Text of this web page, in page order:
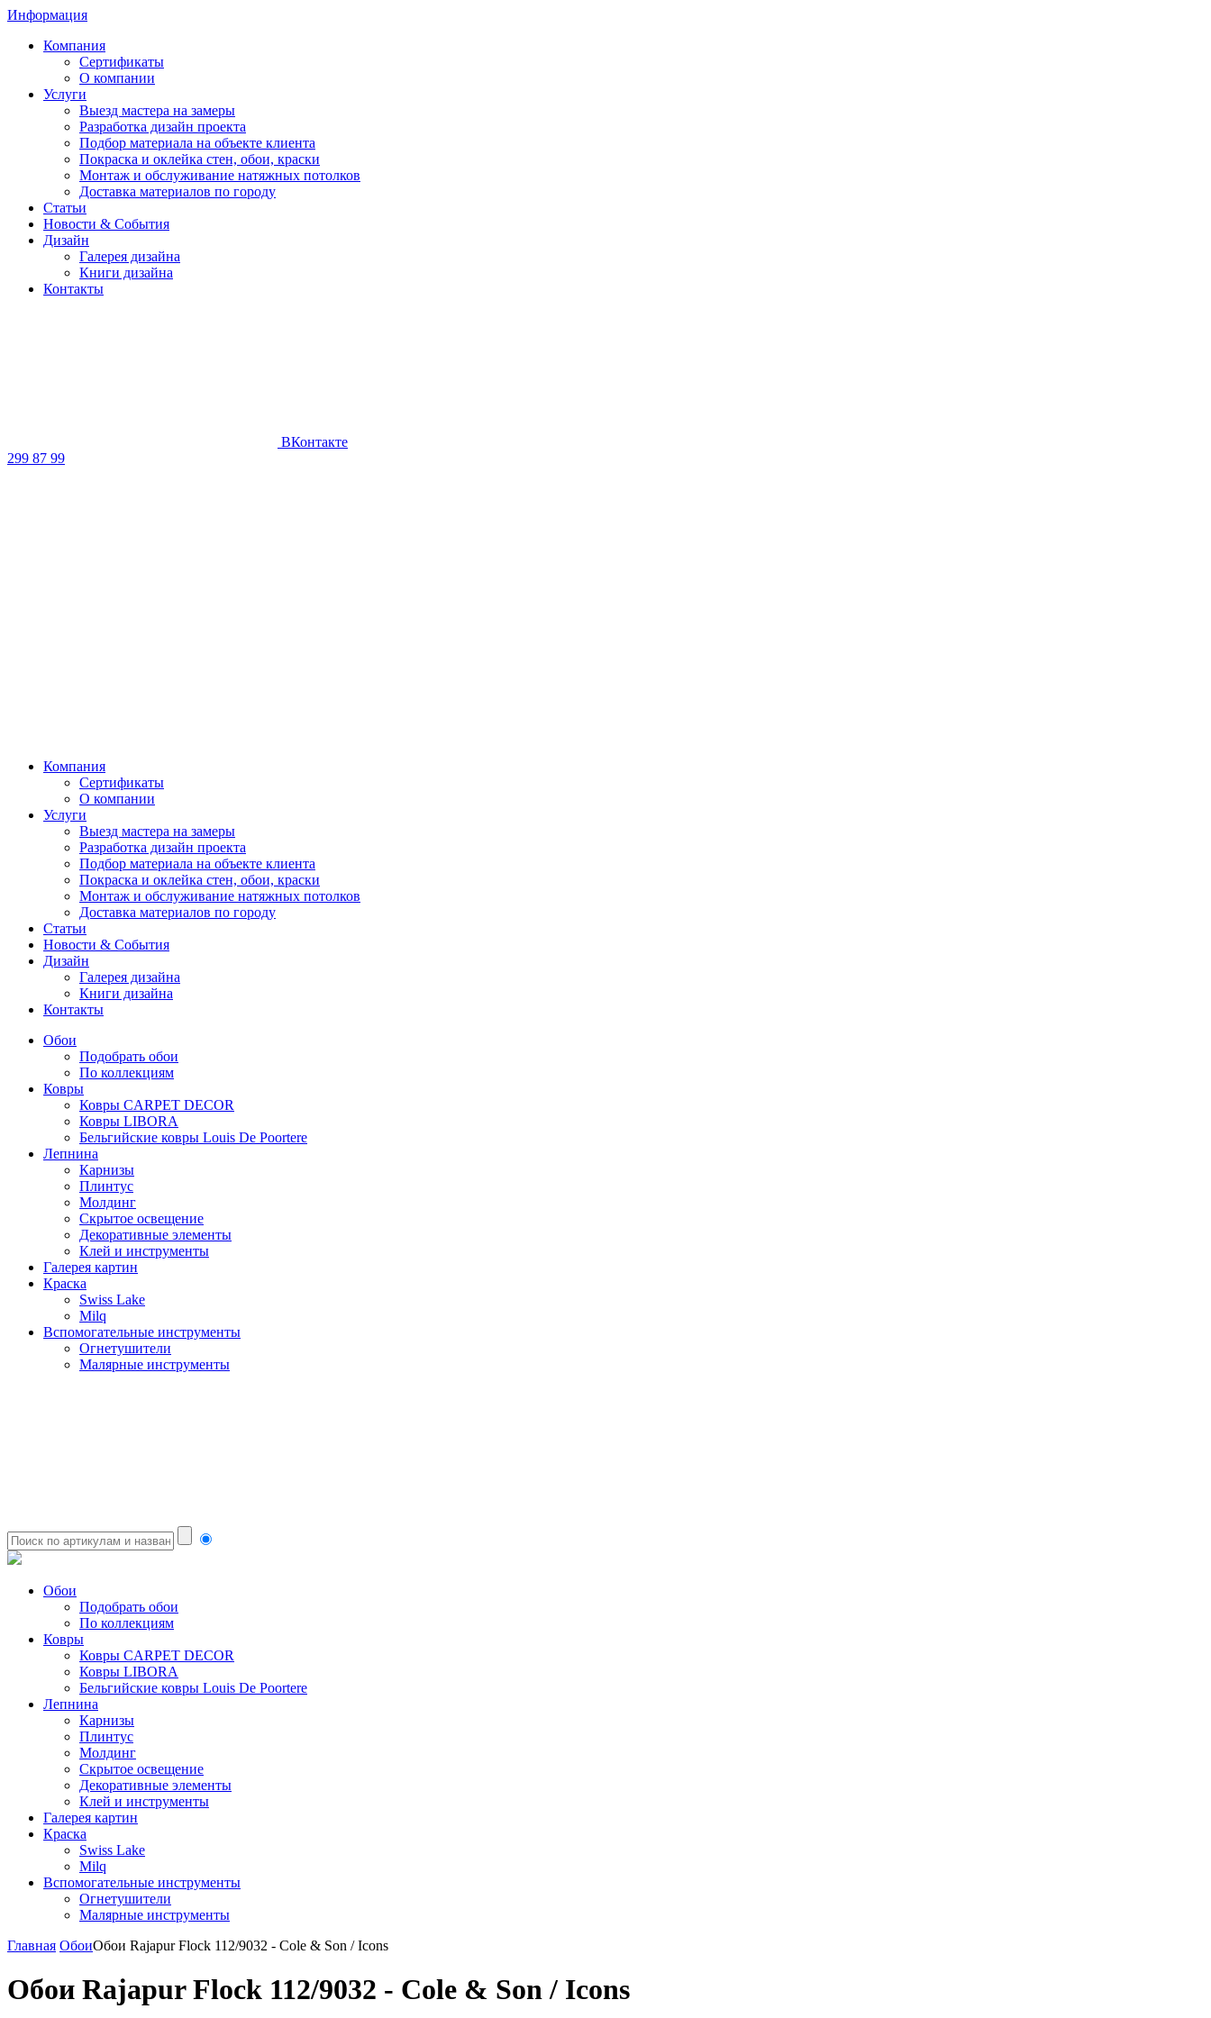
Информация
Компания
Сертификаты
О компании
Услуги
Выезд мастера на замеры
Разработка дизайн проекта
Подбор материала на объекте клиента
Покраска и оклейка стен, обои, краски
Монтаж и обслуживание натяжных потолков
Доставка материалов по городу
Статьи
Новости & События
Дизайн
Галерея дизайна
Книги дизайна
Контакты
ВКонтакте
299 87 99
Компания
Сертификаты
О компании
Услуги
Выезд мастера на замеры
Разработка дизайн проекта
Подбор материала на объекте клиента
Покраска и оклейка стен, обои, краски
Монтаж и обслуживание натяжных потолков
Доставка материалов по городу
Статьи
Новости & События
Дизайн
Галерея дизайна
Книги дизайна
Контакты
Обои
Подобрать обои
По коллекциям
Ковры
Ковры CARPET DECOR
Ковры LIBORA
Бельгийские ковры Louis De Poortere
Лепнина
Карнизы
Плинтус
Молдинг
Скрытое освещение
Декоративные элементы
Клей и инструменты
Галерея картин
Краска
Swiss Lake
Milq
Вспомогательные инструменты
Огнетушители
Малярные инструменты
Обои
Подобрать обои
По коллекциям
Ковры
Ковры CARPET DECOR
Ковры LIBORA
Бельгийские ковры Louis De Poortere
Лепнина
Карнизы
Плинтус
Молдинг
Скрытое освещение
Декоративные элементы
Клей и инструменты
Галерея картин
Краска
Swiss Lake
Milq
Вспомогательные инструменты
Огнетушители
Малярные инструменты
Главная ОбоиОбои Rajapur Flock 112/9032 - Cole & Son / Icons
Обои Rajapur Flock 112/9032 - Cole & Son / Icons